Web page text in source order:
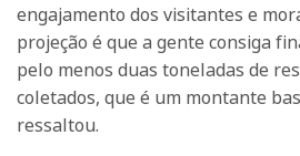
engajamento dos visitantes e
projeção é que a gente consiga
pelo menos duas toneladas de
coletados, que é um montante
ressaltou.